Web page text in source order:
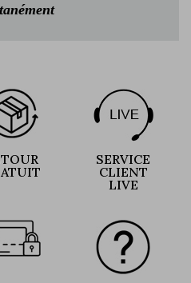
SERVICE
CLIENT
LIVE